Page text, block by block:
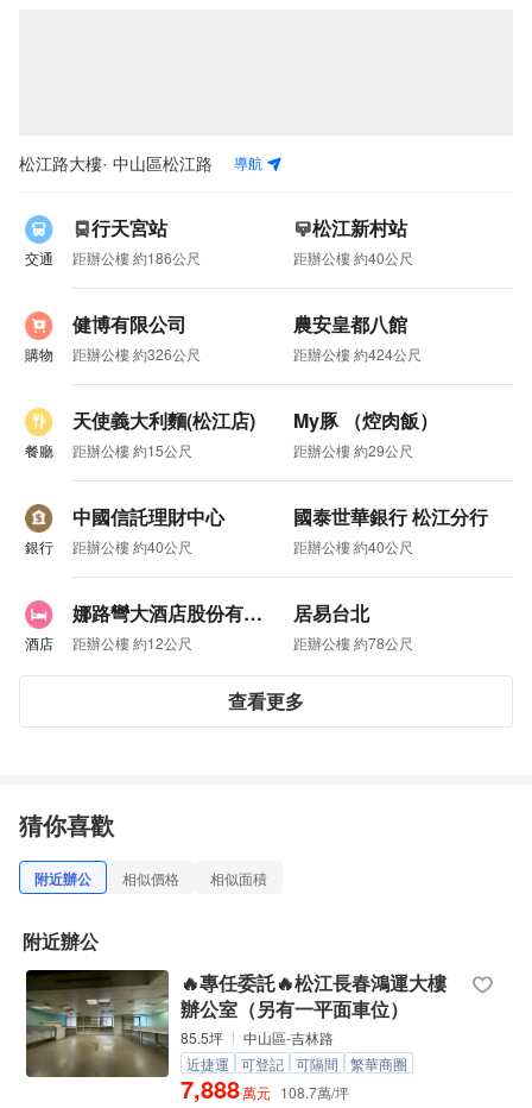
松江路大樓· 中山區松江路 導航
交通
行天宮站
距辦公樓 約186公尺
松江新村站
距辦公樓 約40公尺
購物
健博有限公司
距辦公樓 約326公尺
農安皇都八館
距辦公樓 約424公尺
餐廳
天使義大利麵(松江店)
距辦公樓 約15公尺
My豚 （焢肉飯）
距辦公樓 約29公尺
銀行
中國信託理財中心
距辦公樓 約40公尺
國泰世華銀行 松江分行
距辦公樓 約40公尺
酒店
娜路彎大酒店股份有限公司
距辦公樓 約12公尺
居易台北
距辦公樓 約78公尺
查看更多
猜你喜歡
附近辦公 相似價格 相似面積
附近辦公
🔥專任委託🔥松江長春鴻運大樓
辦公室（另有一平面車位）
85.5坪
中山區-吉林路
近捷運
可登記 可隔間 繁華商圈
7,888萬元 108.7萬/坪